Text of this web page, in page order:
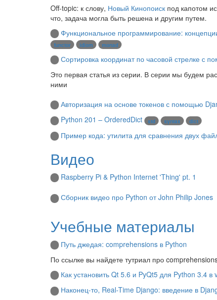
Off-topic: к слову, Новый Кинопоиск под капотом
что, задача могла быть решена и другим путем.
Функциональное программирование:
functor
idiom monad
Сортировка координат по часовой стрелке с
Это первая статья из серии. В серии мы будем
ними
Авторизация на основе токенов с помощью
Python 201 – OrderedDict
std syntax dict
Пример кода: утилита для сравнения двух
Видео
Raspberry Pi & Python Internet 'Thing' pt. 1
Сборник видео про Python от John Philip Jones
Учебные материалы
Путь джедая: comprehensions в Python
По ссылке вы найдете тутриал про
Как установить Qt 5.6 и PyQt5 для Python 3.4
Наконец-то, Real-Time Django: введение в